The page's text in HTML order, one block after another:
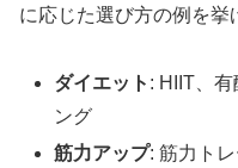
に応じた選び方の例を挙
ダイエット : HIIT、
ング
筋力アップ: 筋力ト